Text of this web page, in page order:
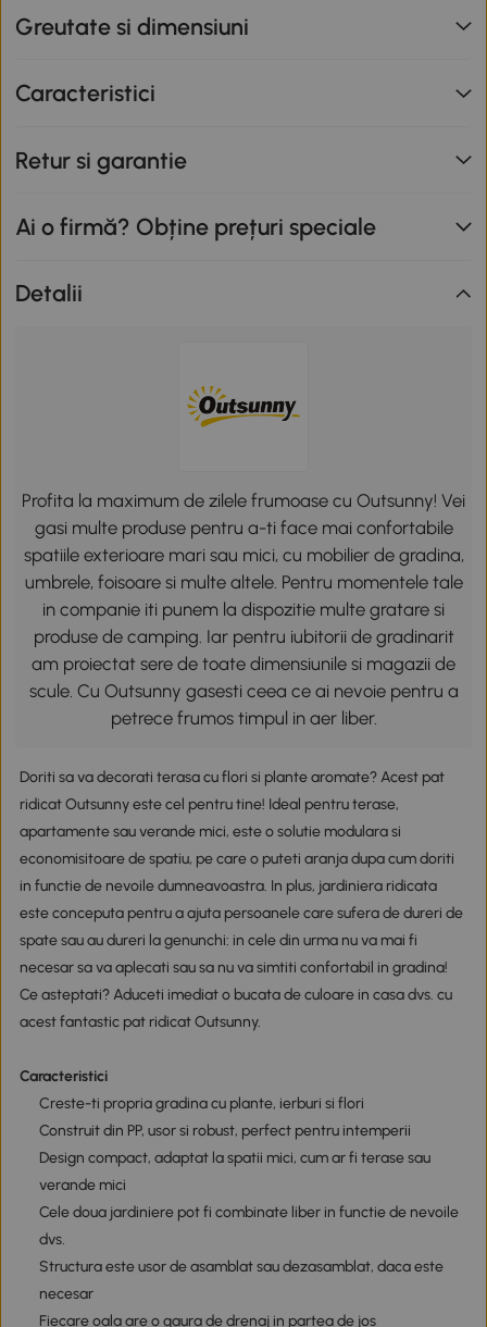
Greutate si dimensiuni
Caracteristici
Retur si garantie
Ai o firmă? Obține prețuri speciale
Detalii
Profita la maximum de zilele frumoase cu Outsunny! Vei
gasi multe produse pentru a-ti face mai confortabile
spatiile exterioare mari sau mici, cu mobilier de gradina,
umbrele, foisoare si multe altele. Pentru momentele tale
in companie iti punem la dispozitie multe gratare si
produse de camping. Iar pentru iubitorii de gradinarit
am proiectat sere de toate dimensiunile si magazii de
scule. Cu Outsunny gasesti ceea ce ai nevoie pentru a
petrece frumos timpul in aer liber.
Doriti sa va decorati terasa cu flori si plante aromate? Acest pat
ridicat Outsunny este cel pentru tine! Ideal pentru terase,
apartamente sau verande mici, este o solutie modulara si
economisitoare de spatiu, pe care o puteti aranja dupa cum doriti
in functie de nevoile dumneavoastra. In plus, jardiniera ridicata
este conceputa pentru a ajuta persoanele care sufera de dureri de
spate sau au dureri la genunchi: in cele din urma nu va mai fi
necesar sa va aplecati sau sa nu va simtiti confortabil in gradina!
Ce asteptati? Aduceti imediat o bucata de culoare in casa dvs. cu
acest fantastic pat ridicat Outsunny.
Caracteristici
Creste-ti propria gradina cu plante, ierburi si flori
Construit din PP, usor si robust, perfect pentru intemperii
Design compact, adaptat la spatii mici, cum ar fi terase sau
verande mici
Cele doua jardiniere pot fi combinate liber in functie de nevoile
dvs.
Structura este usor de asamblat sau dezasamblat, daca este
necesar
Fiecare oala are o gaura de drenaj in partea de jos